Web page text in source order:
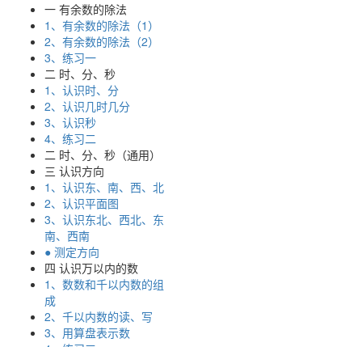
一 有余数的除法
1、有余数的除法（1）
2、有余数的除法（2）
3、练习一
二 时、分、秒
1、认识时、分
2、认识几时几分
3、认识秒
4、练习二
二 时、分、秒（通用）
三 认识方向
1、认识东、南、西、北
2、认识平面图
3、认识东北、西北、东
南、西南
● 测定方向
四 认识万以内的数
1、数数和千以内数的组
成
2、千以内数的读、写
3、用算盘表示数